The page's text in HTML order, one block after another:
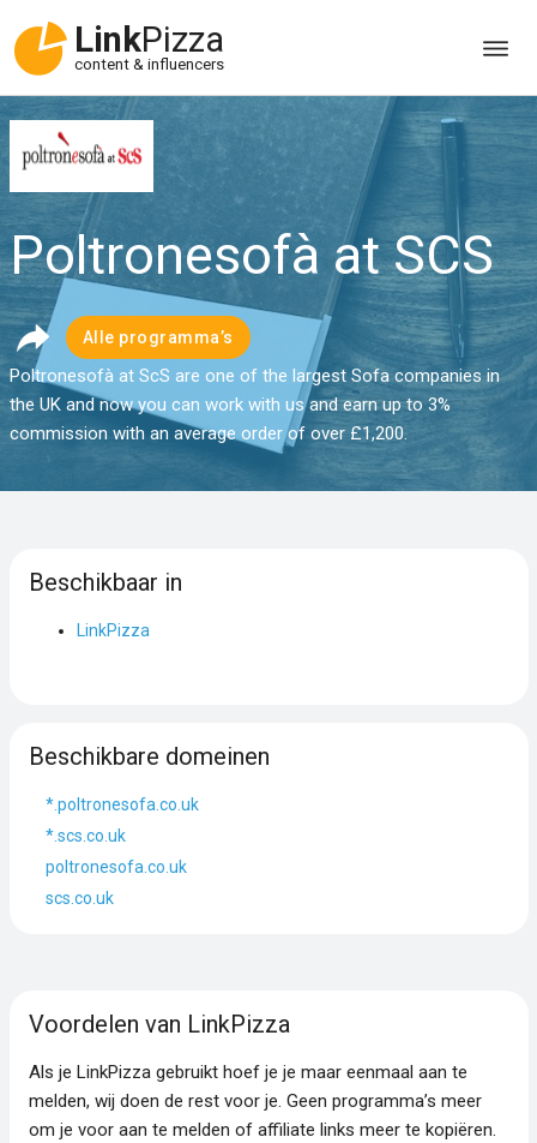
LinkPizza
content & influencers
Poltronesofà at SCS
Alle programma’s
Poltronesofà at ScS are one of the largest Sofa companies in
the UK and now you can work with us and earn up to 3%
commission with an average order of over £1,200.
Beschikbaar in
LinkPizza
Beschikbare domeinen
*.poltronesofa.co.uk
*.scs.co.uk
poltronesofa.co.uk
scs.co.uk
Voordelen van LinkPizza
Als je LinkPizza gebruikt hoef je je maar eenmaal aan te
melden, wij doen de rest voor je. Geen programma’s meer
om je voor aan te melden of affiliate links meer te kopiëren.